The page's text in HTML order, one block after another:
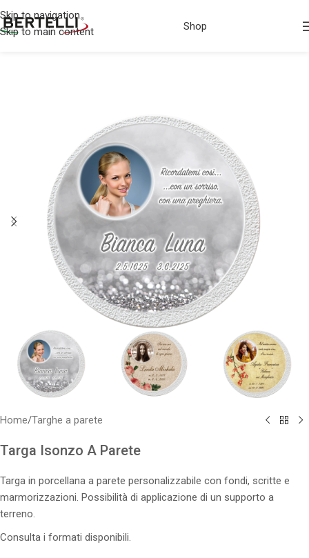
Skip to navigation
Skip to main content
Shop
Home/Targhe a parete
Targa Isonzo A Parete
Targa in porcellana a parete personalizzabile con fondi, scritte e
marmorizzazioni. Possibilità di applicazione di un supporto a
terreno.
Consulta i formati disponibili.